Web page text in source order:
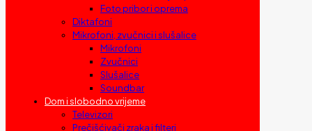
Foto pribor i oprema
Diktafoni
Mikrofoni, zvučnici i slušalice
Mikrofoni
Zvučnici
Slušalice
Soundbar
Dom i slobodno vrijeme
Televizori
Prečišćivači zraka i filteri